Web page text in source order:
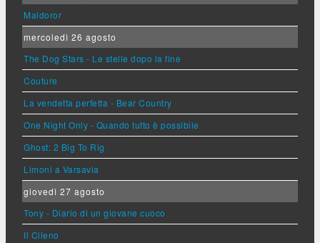
Maldoror
mercoledì 26 agosto
The Dog Stars - Le stelle dopo la fine
Couture
La vendetta perfetta - Bear Country
One Night Only - Quando tutto è possibile
Ghost: 2 Big To Rig
Limoni a Varsavia
giovedì 27 agosto
Tony - Diario di un giovane cuoco
Il Cileno